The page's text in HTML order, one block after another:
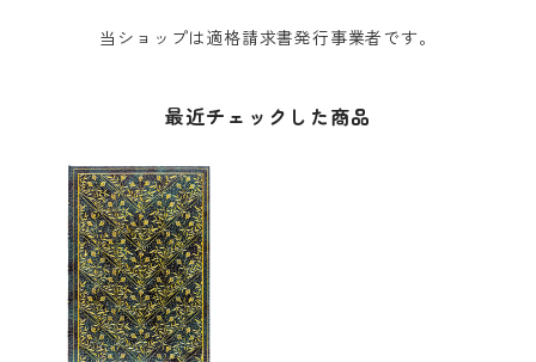
当ショップは適格請求書発行事業者です。
最近チェックした商品